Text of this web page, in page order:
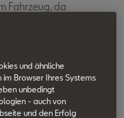
Fahrzeug, da
und ähnliche
Browser Ihres Systems
unbedingt
- auch von
und den Erfolg